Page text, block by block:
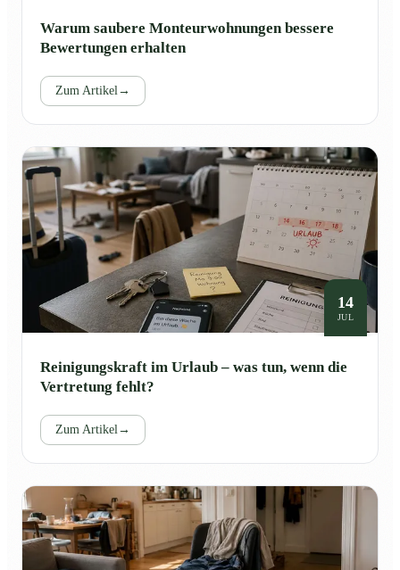
Warum saubere Monteurwohnungen bessere
Bewertungen erhalten
Zum Artikel→
14
JUL
Reinigungskraft im Urlaub – was tun, wenn die
Vertretung fehlt?
Zum Artikel→